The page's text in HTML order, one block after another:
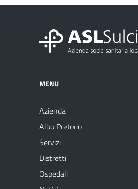
MENU
Azienda
Albo Pretorio
Servizi
Distretti
Ospedali